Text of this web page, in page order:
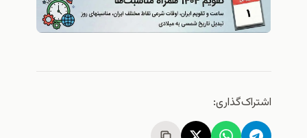
اشتراک‌گذاری: